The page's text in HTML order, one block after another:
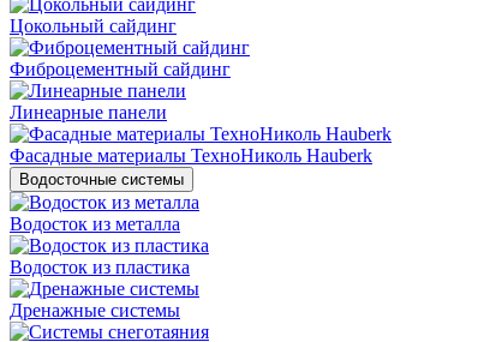
Цокольный сайдинг
Фиброцементный сайдинг
Линеарные панели
Фасадные материалы ТехноНиколь Hauberk
Водосточные системы
Водосток из металла
Водосток из пластика
Дренажные системы